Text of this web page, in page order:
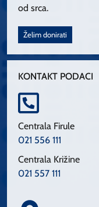
od srca.
Želim donirati
KONTAKT PODACI
Centrala Firule
021 556 111
Centrala Križine
021 557 111